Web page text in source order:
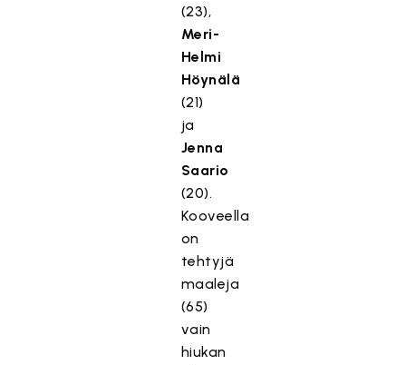
(23),
Meri-
Helmi
Höynälä
(21)
ja
Jenna
Saario
(20).
Kooveella
on
tehtyjä
maaleja
(65)
vain
hiukan